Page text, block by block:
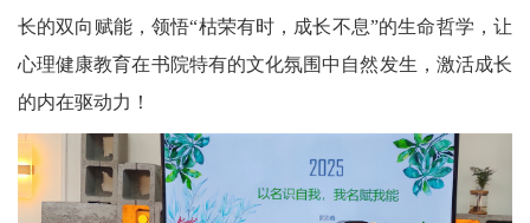
长的双向赋能，领悟“枯荣有时，成长不息”的生命哲学，让
心理健康教育在书院特有的文化氛围中自然发生，激活成长
的内在驱动力！